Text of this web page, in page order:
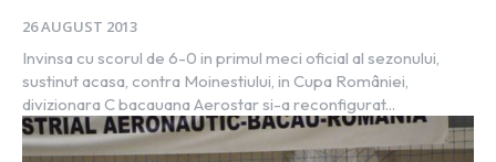
26 AUGUST 2013
Invinsa cu scorul de 6-0 in primul meci oficial al sezonului,
sustinut acasa, contra Moinestiului, in Cupa României,
divizionara C bacauana Aerostar si-a reconfigurat...